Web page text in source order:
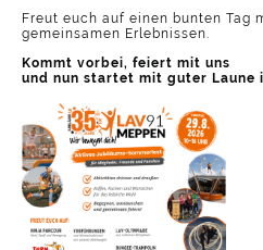
Freut euch auf einen bunten Tag
gemeinsamen Erlebnissen.
Kommt vorbei, feiert mit uns
und nun startet mit guter Laune